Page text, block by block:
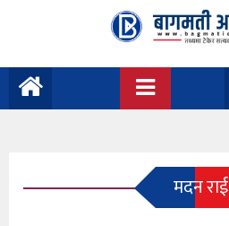
मदन राई